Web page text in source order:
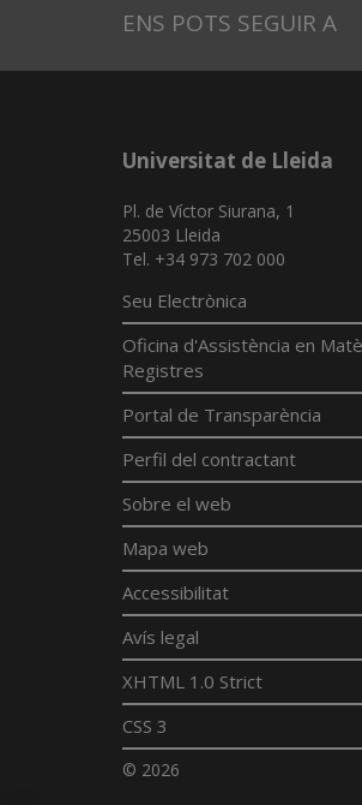
ENS POTS SEGUIR A
Universitat de Lleida
Pl. de Víctor Siurana, 1
25003 Lleida
Tel. +34 973 702 000
Seu Electrònica
Oficina d'Assistència en
Registres
Portal de Transparència
Perfil del contractant
Sobre el web
Mapa web
Accessibilitat
Avís legal
XHTML 1.0 Strict
CSS 3
© 2026